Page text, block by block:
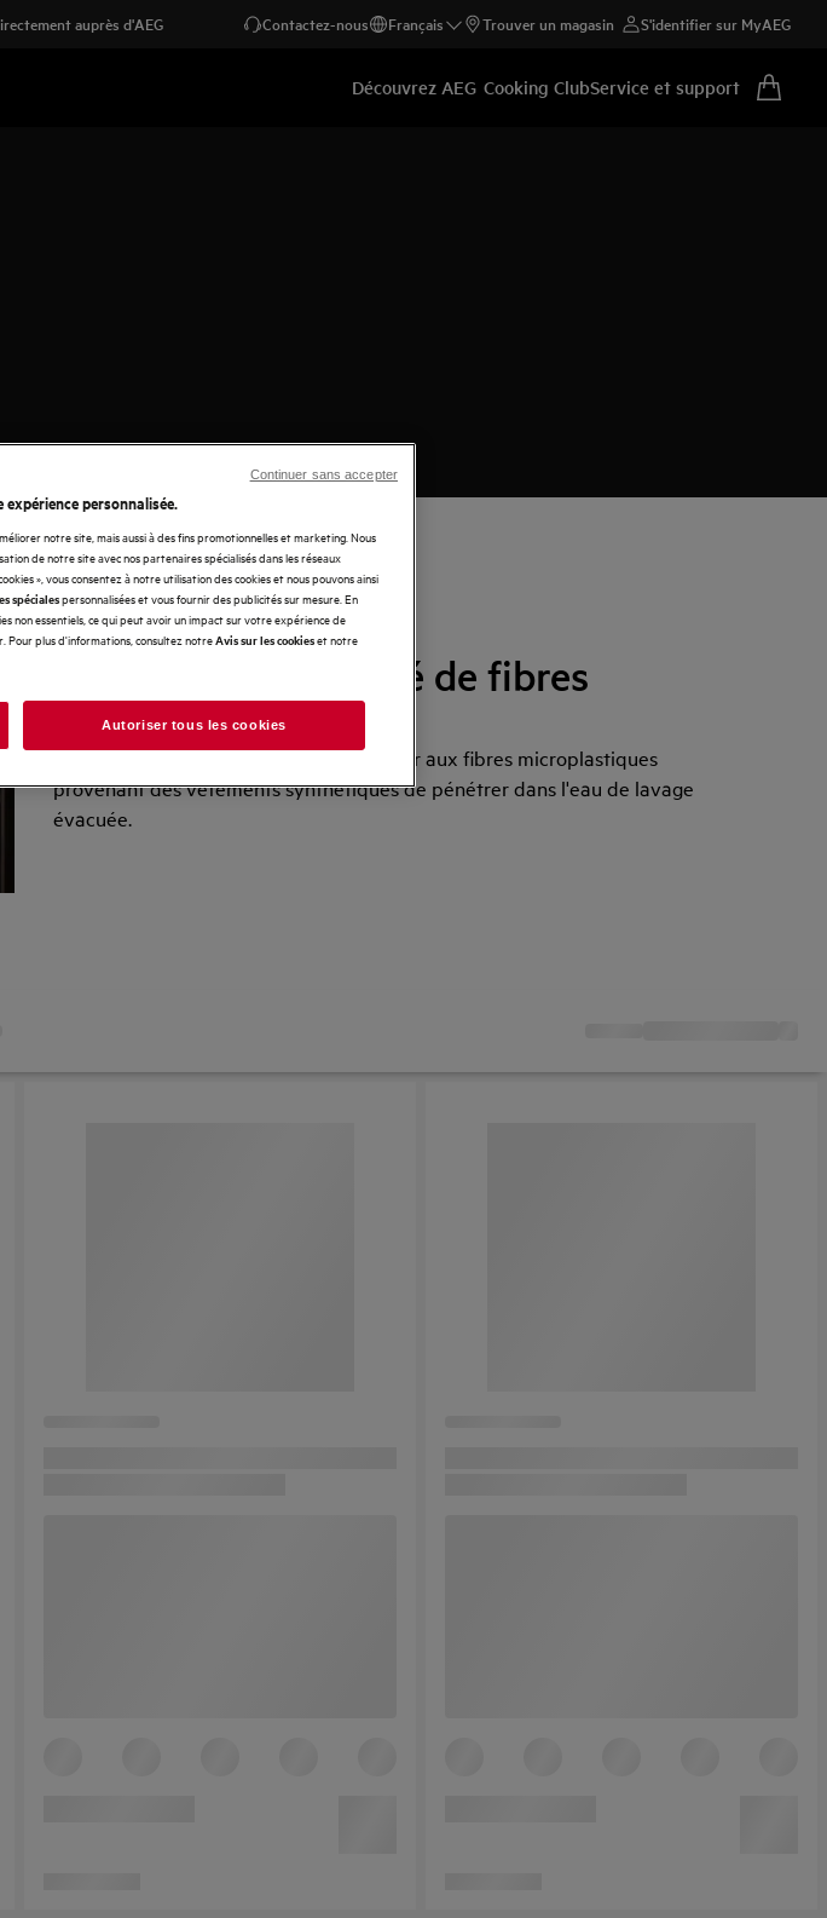
auprès d'AEG Contactez-nous Français Trouver un magasin S'identifier sur MyAEG
Découvrez AEG Cooking ClubService et support
Diminuez la quantité de fibres
microplastiques
Le filtre microplastique contribue à eviter aux fibres microplastiques
provenant des vêtements synthétiques de pénétrer dans l'eau de lavage
évacuée.
personnalisée.
notre site, mais aussi à des fins promotionnelles et marketing. Nous
de notre site avec nos partenaires spécialisés dans les réseaux
», vous consentez à notre utilisation des cookies et nous pouvons ainsi
spécialespersonnalisées et vous fournir des publicités sur mesure. En
non essentiels, ce qui peut avoir un impact sur votre expérience de
Pour plus d'informations, consultez notreAvis sur les cookieset notre
Autoriser tous les cookies
Continuer sans accepter